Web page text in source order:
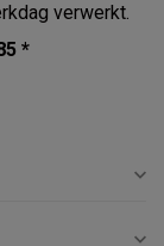
verwerkt.
*